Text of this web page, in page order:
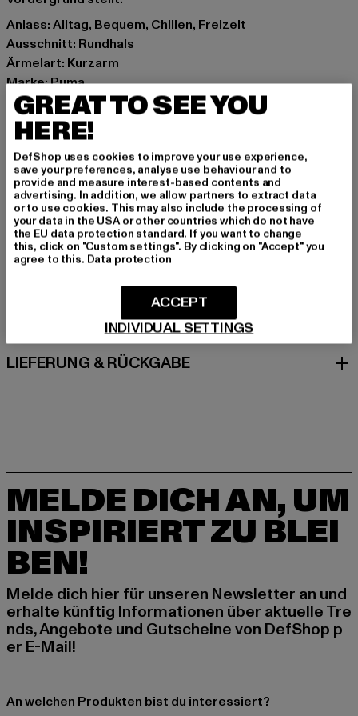
Anlass: Alltag, Bequem, Chillen, Freizeit
Ausschnitt: Rundhals
Ärmelart: Kurzarm
Marke: Puma
Kat.: T-Shirts
Farbe: grau
Hersteller Farbe: light gray heather
Materialzusammensetzung: 100% Baumwolle
Art.Nr: 538898-10663
Hersteller: PUMA Europe GmbH |service@puma.com
PUMA Way 1 | 91074 Herzogenaurach | DE
GRÖSSE & PASSFORM
PFLEGEHINWEISE
LIEFERUNG & RÜCKGABE
MELDE DICH AN, UM
INSPIRIERT ZU BLEI
BEN!
Melde dich hier für unseren Newsletter an und
erhalte künftig Informationen über aktuelle Tre
nds, Angebote und Gutscheine von DefShop p
er E-Mail!
An welchen Produkten bist du interessiert?
GREAT TO SEE YOU
HERE!
DefShop uses cookies to improve your use experience,
save your preferences, analyse use behaviour and to
provide and measure interest-based contents and
advertising. In addition, we allow partners to extract data
or to use cookies. This may also include the processing of
your data in the USA or other countries which do not have
the EU data protection standard. If you want to change
this, click on "Custom settings". By clicking on "Accept" you
agree to this. Data protection
INDIVIDUAL SETTINGS
ACCEPT